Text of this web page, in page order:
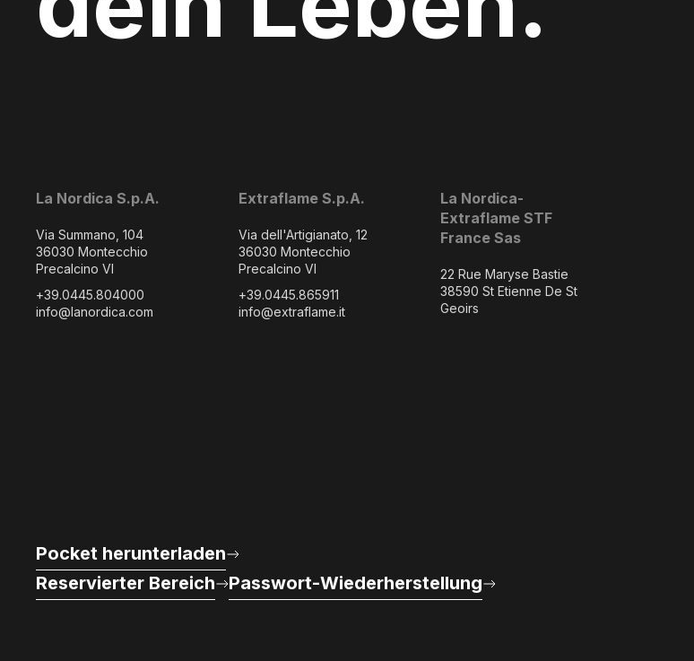
La Nordica S.p.A.
Via Summano, 104
36030 Montecchio
Precalcino VI
+39.0445.804000
info@lanordica.com
Extraflame S.p.A.
Via dell'Artigianato, 12
36030 Montecchio
Precalcino VI
+39.0445.865911
info@extraflame.it
La Nordica-
Extraflame STF
France Sas
22 Rue Maryse Bastie
38590 St Etienne De St
Geoirs
Pocket herunterladen
Reservierter Bereich
Passwort-Wiederherstellung